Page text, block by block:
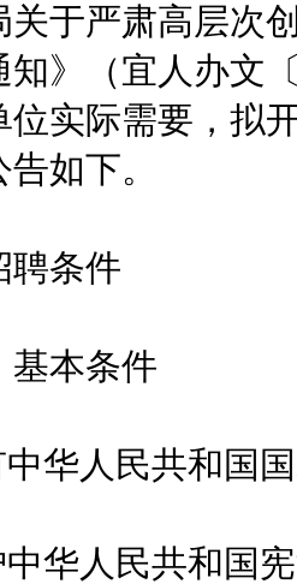
关于严肃高层次
知》（宜人办文
位实际需要，拟
如下。
条件
本条件
人民共和国国
人民共和国宪